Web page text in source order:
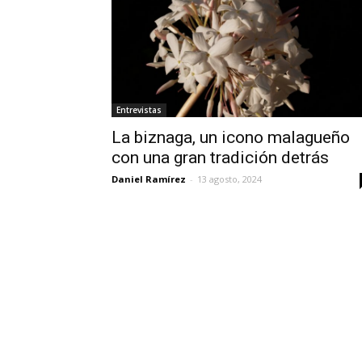
Entrevistas
La biznaga, un icono malagueño
con una gran tradición detrás
Daniel Ramírez - 13 agosto, 2024